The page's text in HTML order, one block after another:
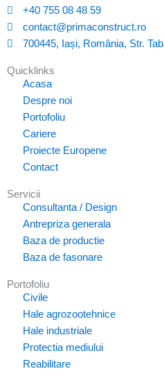
+40 755 08 48 59
contact@primaconstruct.ro
700445, Iași, România, Str.
Quicklinks
Acasa
Despre noi
Portofoliu
Cariere
Proiecte Europene
Contact
Servicii
Consultanta / Design
Antrepriza generala
Baza de productie
Baza de fasonare
Portofoliu
Civile
Hale agrozootehnice
Hale industriale
Protectia mediului
Reabilitare